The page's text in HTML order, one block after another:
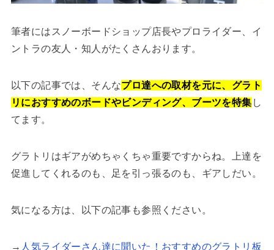
筆者にはスノーボードショップ店長やプロライダー、イ
ントラの友人・知人がたくさんおります。
以下の記事では、そんなプロ達への取材を元に、グラト
リにおすすめのボードやビンディング、ブーツを特集 し
てます。
グラトリはギアがめちゃくちゃ重要ですからね。上達を
促進してくれるのも、足を引っ張るのも、ギアしだい。
気になる方は、以下の記事も参照ください。
→ 人気ライダーさん達に聞いた！おすすめのグラトリ板